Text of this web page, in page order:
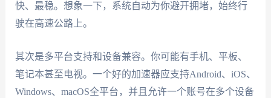
快、最稳。想象一下，系统自动为你避开拥堵，始终行
驶在高速公路上。
其次是多平台支持和设备兼容。你可能有手机、平板、
笔记本甚至电视。一个好的加速器应支持Android、iOS、
Windows、macOS全平台，并且允许一个账号在多个设备